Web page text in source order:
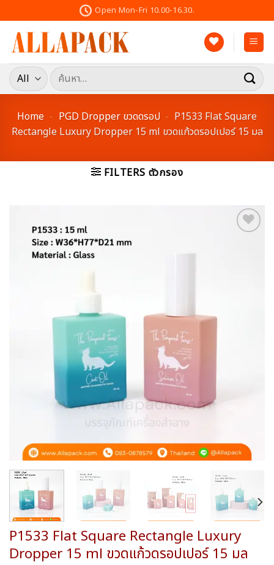
to
content
Open Mon-Fri 10.00-16.30.
ค้นหา:
Home - PGD Dropper ขวดดรอป - P1533 Flat Square
Rectangle Luxury Dropper 15 ml ขวดแก้วดรอปเปอร์ 15 มล
FILTERS ตัวกรอง
P1533 Flat Square Rectangle Luxury
Dropper 15 ml ขวดแก้วดรอปเปอร์ 15 มล